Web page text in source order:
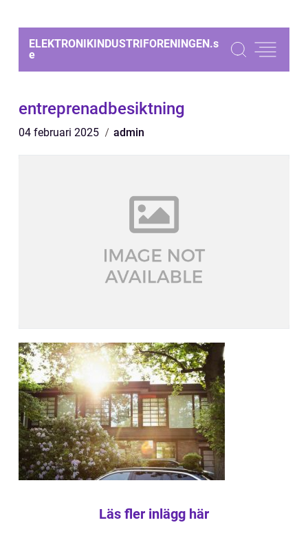
ELEKTRONIKINDUSTRIFORENINGEN.s
e
entreprenadbesiktning
04 februari 2025 admin
Läs fler inlägg här